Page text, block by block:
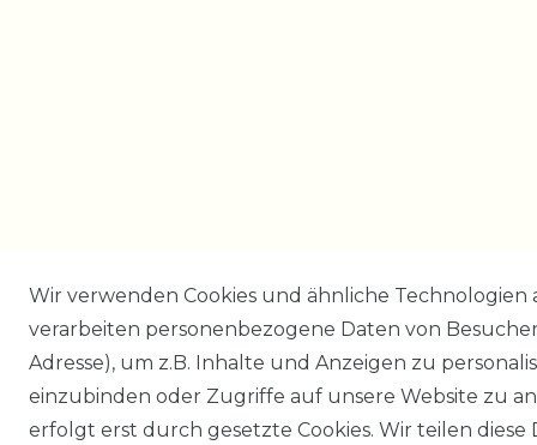
Wir verwenden Cookies und ähnliche
verarbeiten personenbezogene Daten von
Adresse), um z.B. Inhalte und Anzeigen zu
einzubinden oder Zugriffe auf unsere Website zu
erfolgt erst durch gesetzte Cookies. Wir teilen